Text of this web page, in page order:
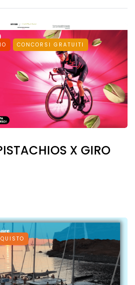
CONCORSI GRATUITI
X GIRO